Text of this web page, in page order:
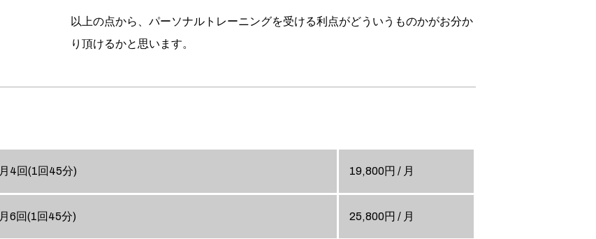
以上の点から、パーソナルトレーニングを受ける利点がどういうものかがお分か
り頂けるかと思います。
月4回(1回45分) 19,800円 / 月
月6回(1回45分) 25,800円 / 月